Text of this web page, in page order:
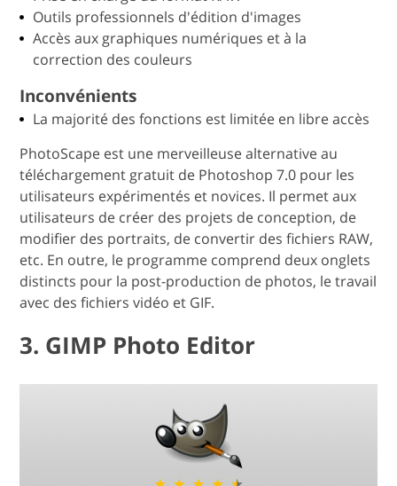
Outils professionnels d'édition d'images
Accès aux graphiques numériques et à la
correction des couleurs
Inconvénients
La majorité des fonctions est limitée en libre accès
PhotoScape est une merveilleuse alternative au
téléchargement gratuit de Photoshop 7.0 pour les
utilisateurs expérimentés et novices. Il permet aux
utilisateurs de créer des projets de conception, de
modifier des portraits, de convertir des fichiers RAW,
etc. En outre, le programme comprend deux onglets
distincts pour la post-production de photos, le travail
avec des fichiers vidéo et GIF.
3. GIMP Photo Editor